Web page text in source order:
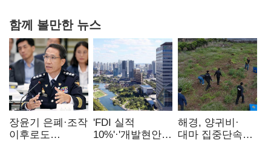
함께 볼만한 뉴스
장윤기 은폐·조작
이후로도
'FDI 실적
10%'·'개발현안
해경, 양귀비·
대마 집중단속…